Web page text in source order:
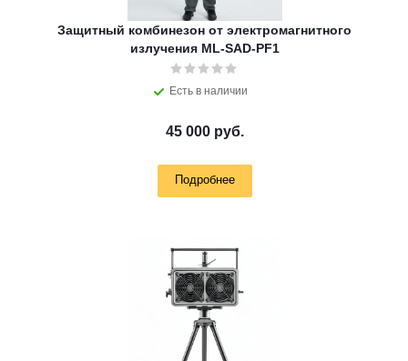
Защитный комбинезон от электромагнитного
излучения ML-SAD-PF1
Есть в наличии
45 000 руб.
Подробнее